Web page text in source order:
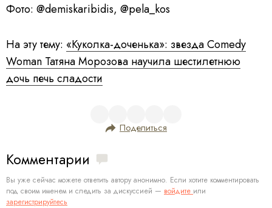
Фото: @demiskaribidis, @pela_kos
На эту тему: «Куколка-доченька»: звезда Comedy
Woman Татяна Морозова научила шестилетнюю
дочь печь сладости
Поделиться
Комментарии
Вы уже сейчас можете ответить автору анонимно. Если хотите комментировать
под своим именем и следить за дискуссией — войдите или
зарегистрируйтесь